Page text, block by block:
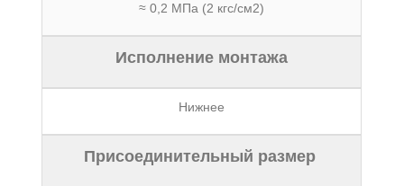
≈ 0,2 MПa (2 кгс/см2)
Исполнение монтажа
Нижнее
Присоединительный размер